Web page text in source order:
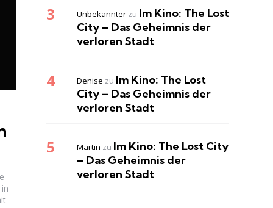
Unbekannter zu Im Kino: The Lost
City – Das Geheimnis der
verloren Stadt
Denise zu Im Kino: The Lost
City – Das Geheimnis der
verloren Stadt
Martin zu Im Kino: The Lost City
– Das Geheimnis der
verloren Stadt